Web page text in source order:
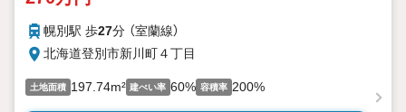
幌別駅 歩27分 （室蘭線）
北海道登別市新川町４丁目
土地面積 197.74m² 建ぺい率 60% 容積率 200%